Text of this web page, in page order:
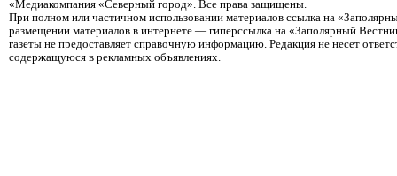
«Медиакомпания «Северный город». Все права защищены.
При полном или частичном использовании материалов ссылка на
размещении материалов в интернете — гиперссылка на «Заполярный
газеты не предоставляет справочную информацию. Редакция не несет
содержащуюся в рекламных объявлениях.